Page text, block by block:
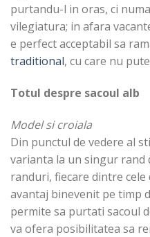
purtandu-l in oras, ci
vilegiatura; in afara
e perfect acceptabil sa
traditional, cu care nu
Totul despre sacoul alb
Model si croiala
Din punctul de vedere al
varianta la un singur rand
randuri, fiecare dintre
avantaj binevenit pe timp
permite sa purtati sacoul
va ofera posibilitatea sa